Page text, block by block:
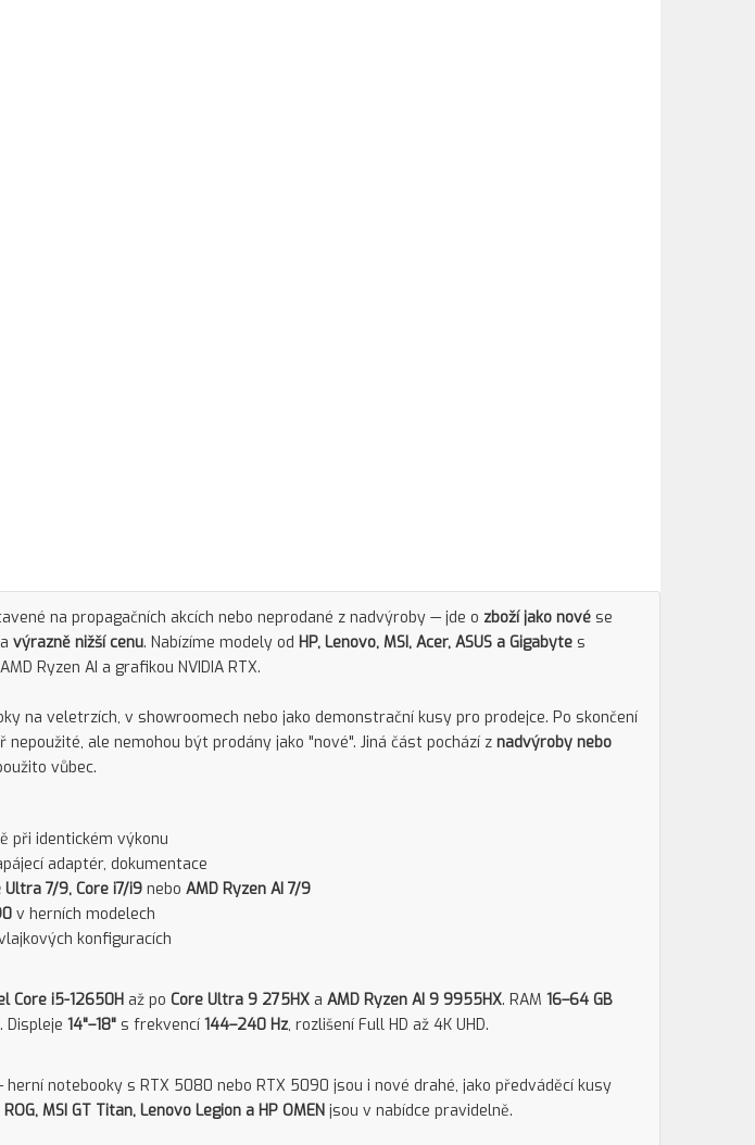
na propagačních akcích nebo neprodané z nadvýroby — jde o zboží jako novése
výrazně nižší cenu. Nabízíme modely od HP, Lenovo, MSI, Acer, ASUS a Gigabytes
Ryzen AI a grafikou NVIDIA RTX.
na veletrzích, v showroomech nebo jako demonstrační kusy pro prodejce. Po skončení
ale nemohou být prodány jako "nové". Jiná část pochází z nadvýroby nebo
vůbec.
při identickém výkonu
adaptér, dokumentace
Ultra 7/9, Core i7/i9nebo AMD Ryzen AI 7/9
v herních modelech
konfiguracích
Core i5-12650Haž po Core Ultra 9 275HXa AMD Ryzen AI 9 9955HX. RAM 16–64 GB
. Displeje 14"–18"s frekvencí 144–240 Hz, rozlišení Full HD až 4K UHD.
notebooky s RTX 5080 nebo RTX 5090 jsou i nové drahé, jako předváděcí kusy
ROG, MSI GT Titan, Lenovo Legion a HP OMENjsou v nabídce pravidelně.